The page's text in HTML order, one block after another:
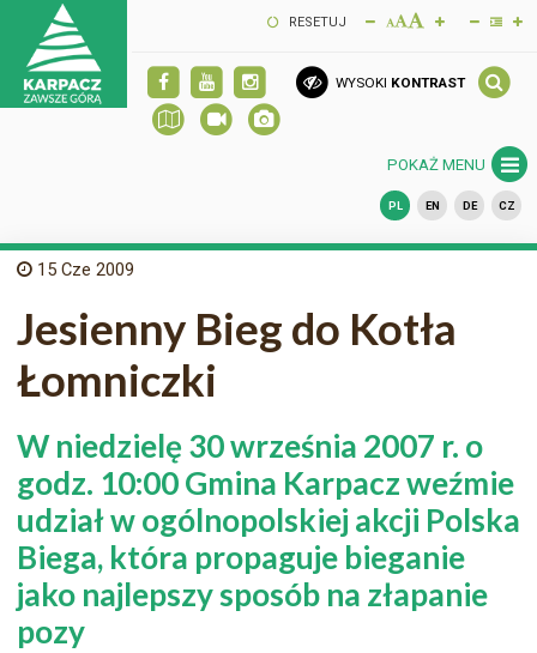
RESETUJ
WYSOKI KONTRAST
POKAŻ MENU
PL EN DE CZ
15 Cze 2009
Jesienny Bieg do Kotła
Łomniczki
W niedzielę 30 września 2007 r. o
godz. 10:00 Gmina Karpacz weźmie
udział w ogólnopolskiej akcji Polska
Biega, która propaguje bieganie
jako najlepszy sposób na złapanie
pozy